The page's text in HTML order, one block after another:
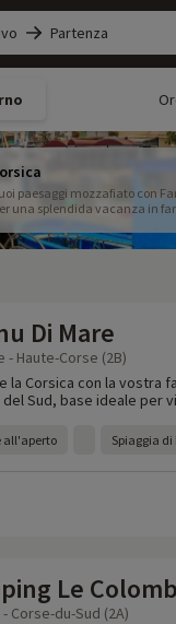
Partenza
paesaggi mozzafiato con
una splendida vacanza in
Di Mare
- Haute-Corse (2B)
la Corsica con la vostra
del Sud, base ideale per
all'aperto Spiaggia di
Le
Corse-du-Sud (2A)